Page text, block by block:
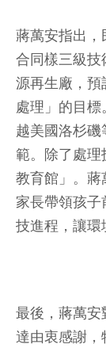
蔣萬安指出，
合同樣三級技
源再生廠，預
處理」的目標
越美國洛杉
範。除了處理
教育館」。蔣
家長帶領孩
技進程，讓環
最後，蔣萬安
達由衷感謝，